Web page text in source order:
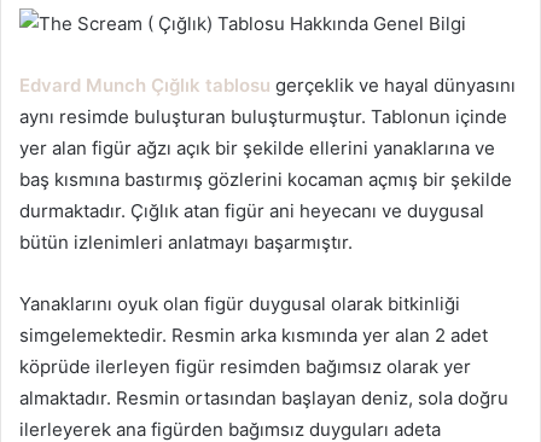
Edvard Munch Çığlık tablosu gerçeklik ve hayal dünyasını
aynı resimde buluşturan buluşturmuştur. Tablonun içinde
yer alan figür ağzı açık bir şekilde ellerini yanaklarına ve
baş kısmına bastırmış gözlerini kocaman açmış bir şekilde
durmaktadır. Çığlık atan figür ani heyecanı ve duygusal
bütün izlenimleri anlatmayı başarmıştır.
Yanaklarını oyuk olan figür duygusal olarak bitkinliği
simgelemektedir. Resmin arka kısmında yer alan 2 adet
köprüde ilerleyen figür resimden bağımsız olarak yer
almaktadır. Resmin ortasından başlayan deniz, sola doğru
ilerleyerek ana figürden bağımsız duyguları adeta